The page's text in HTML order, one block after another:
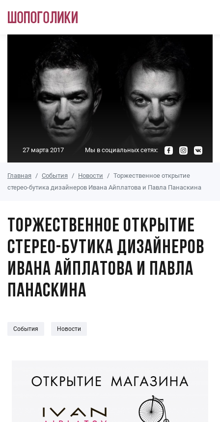
Перейти к основному содержанию
27 марта 2017 Мы в социальных сетях:
Главная События Новости
Торжественное открытие
стерео-бутика дизайнеров Ивана Айплатова и Павла Панаскина
Торжественное открытие
стерео-бутика дизайнеров
Ивана Айплатова и Павла
Панаскина
События Новости